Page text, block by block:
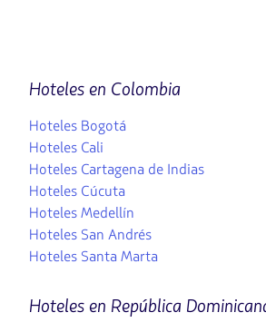
Hoteles en Colombia
Hoteles Bogotá
Hoteles Cali
Hoteles Cartagena de Indias
Hoteles Cúcuta
Hoteles Medellín
Hoteles San Andrés
Hoteles Santa Marta
Hoteles en República